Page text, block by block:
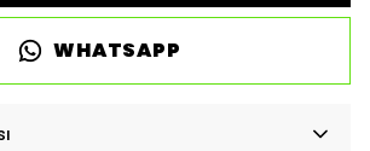
WHATSAPP